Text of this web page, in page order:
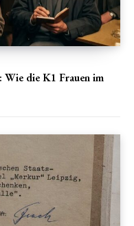
Wie die K1 Frauen im